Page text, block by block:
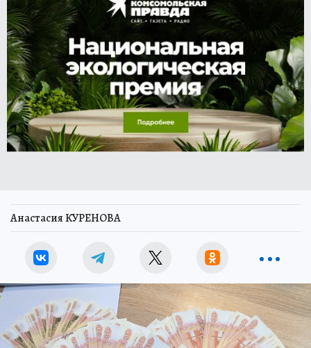
Анастасия КУРЕНОВА